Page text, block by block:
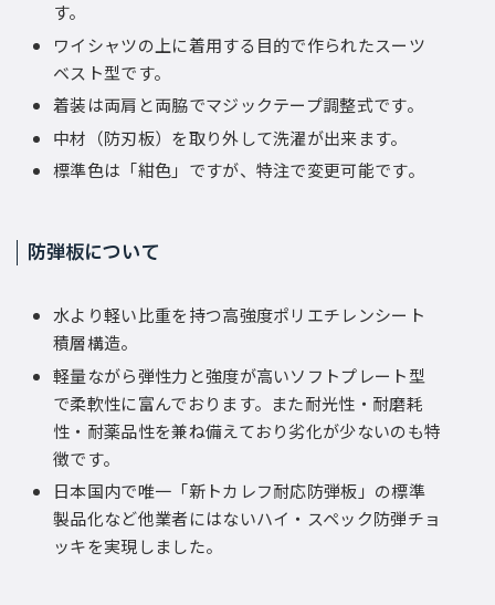
す。
ワイシャツの上に着用する目的で作られたスーツ
ベスト型です。
着装は両肩と両脇でマジックテープ調整式です。
中材（防刃板）を取り外して洗濯が出来ます。
標準色は「紺色」ですが、特注で変更可能です。
防弾板について
水より軽い比重を持つ高強度ポリエチレンシート
積層構造。
軽量ながら弾性力と強度が高いソフトプレート型
で柔軟性に富んでおります。また耐光性・耐磨耗
性・耐薬品性を兼ね備えており劣化が少ないのも特
徴です。
日本国内で唯一「新トカレフ耐応防弾板」の標準
製品化など他業者にはないハイ・スペック防弾チョ
ッキを実現しました。